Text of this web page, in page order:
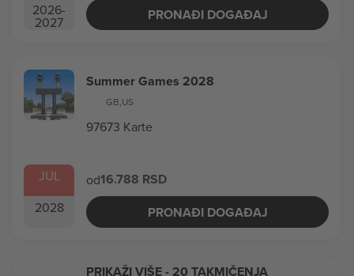
2026-
2027
PRONAĐI DOGAĐAJ
JUL
2028
Summer Games 2028
GB,US
97673 Karte
od16.788 RSD
PRONAĐI DOGAĐAJ
PRIKAŽI VIŠE- 20 TAKMIČENJA